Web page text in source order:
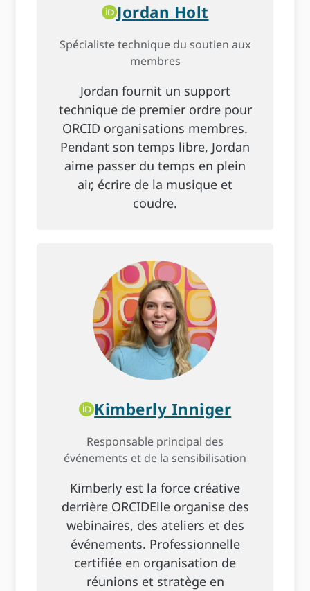
Jordan Holt
Spécialiste technique du soutien aux
membres
Jordan fournit un support
technique de premier ordre pour
ORCID organisations membres.
Pendant son temps libre, Jordan
aime passer du temps en plein
air, écrire de la musique et
coudre.
Kimberly Inniger
Responsable principal des
événements et de la sensibilisation
Kimberly est la force créative
derrière ORCIDElle organise des
webinaires, des ateliers et des
événements. Professionnelle
certifiée en organisation de
réunions et stratège en